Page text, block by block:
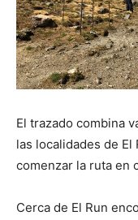
El trazado combina
las localidades de
comenzar la ruta en
Cerca de El Run